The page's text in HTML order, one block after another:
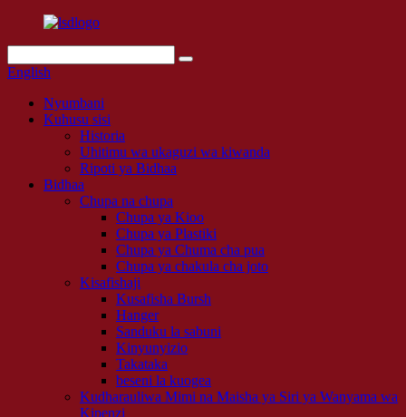
English
Nyumbani
Kuhusu sisi
Historia
Uhitimu wa ukaguzi wa kiwanda
Ripoti ya Bidhaa
Bidhaa
Chupa na chupa
Chupa ya Kioo
Chupa ya Plastiki
Chupa ya Chuma cha pua
Chupa ya chakula cha joto
Kisafishaji
Kusafisha Bursh
Hanger
Sanduku la sabuni
Kinyunyizio
Takataka
beseni la kuogea
Kudharauliwa Mimi na Maisha ya Siri ya Wanyama wa
Kipenzi